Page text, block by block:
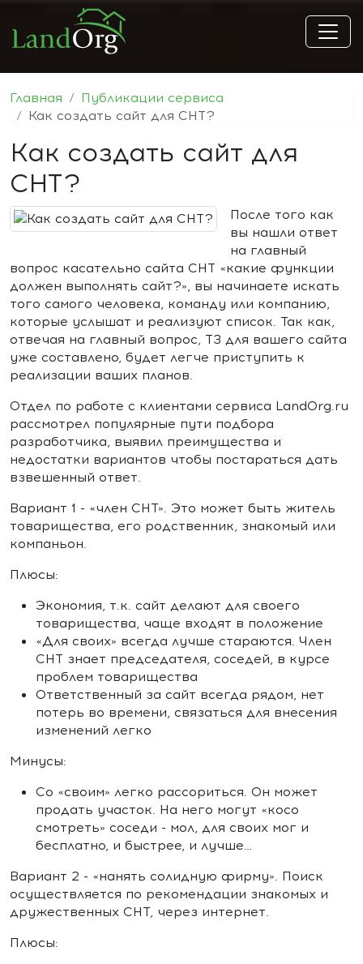
Главная
Публикации сервиса
Как создать сайт для СНТ?
Как создать сайт для
СНТ?
После того как
вы нашли ответ
на главный
вопрос касательно сайта СНТ «какие функции
должен выполнять сайт?», вы начинаете искать
того самого человека, команду или компанию,
которые услышат и реализуют список. Так как,
отвечая на главный вопрос, ТЗ для вашего сайта
уже составлено, будет легче приступить к
реализации ваших планов.
Отдел по работе с клиентами сервиса LandOrg.ru
рассмотрел популярные пути подбора
разработчика, выявил преимущества и
недостатки вариантов чтобы постараться дать
взвешенный ответ.
Вариант 1 - «член СНТ». Это может быть житель
товарищества, его родственник, знакомый или
компаньон.
Плюсы:
Экономия, т.к. сайт делают для своего
товарищества, чаще входят в положение
«Для своих» всегда лучше стараются. Член
СНТ знает председателя, соседей, в курсе
проблем товарищества
Ответственный за сайт всегда рядом, нет
потерь во времени, связаться для внесения
изменений легко
Минусы:
Со «своим» легко рассориться. Он может
продать участок. На него могут «косо
смотреть» соседи - мол, для своих мог и
бесплатно, и быстрее, и лучше…
Вариант 2 - «нанять солидную фирму». Поиск
осуществляется по рекомендации знакомых и
дружественных СНТ, через интернет.
Плюсы: